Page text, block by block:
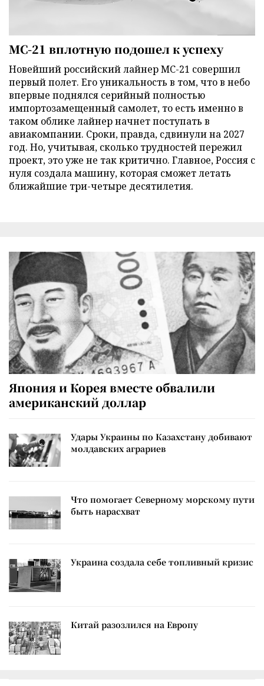
МС-21 вплотную подошел к успеху
Новейший российский лайнер МС-21 совершил
первый полет. Его уникальность в том, что в небо
впервые поднялся серийный полностью
импортозамещенный самолет, то есть именно в
таком облике лайнер начнет поступать в
авиакомпании. Сроки, правда, сдвинули на 2027
год. Но, учитывая, сколько трудностей пережил
проект, это уже не так критично. Главное, Россия с
нуля создала машину, которая сможет летать
ближайшие три-четыре десятилетия.
Япония и Корея вместе обвалили
американский доллар
Удары Украины по Казахстану добивают
молдавских аграриев
Что помогает Северному морскому пути
быть нарасхват
Украина создала себе топливный кризис
Китай разозлился на Европу